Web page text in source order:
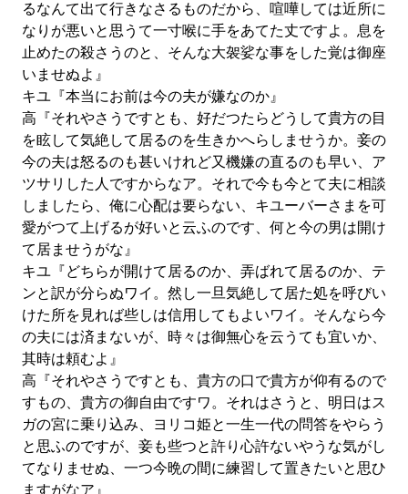
るなんて出て行きなさるものだから、喧嘩しては近所に
なりが悪いと思うて一寸喉に手をあてた丈ですよ。息を
止めたの殺さうのと、そんな大袈娑な事をした覚は御座
いませぬよ』
キユ『本当にお前は今の夫が嫌なのか』
高『それやさうですとも、好だつたらどうして貴方の目
を眩して気絶して居るのを生きかへらしませうか。妾の
今の夫は怒るのも甚いけれど又機嫌の直るのも早い、ア
ツサリした人ですからなア。それで今も今とて夫に相談
しましたら、俺に心配は要らない、キユーバーさまを可
愛がつて上げるが好いと云ふのです、何と今の男は開け
て居ませうがな』
キユ『どちらが開けて居るのか、弄ばれて居るのか、テ
ンと訳が分らぬワイ。然し一旦気絶して居た処を呼びい
けた所を見れば些しは信用してもよいワイ。そんなら今
の夫には済まないが、時々は御無心を云うても宜いか、
其時は頼むよ』
高『それやさうですとも、貴方の口で貴方が仰有るので
すもの、貴方の御自由ですワ。それはさうと、明日はス
ガの宮に乗り込み、ヨリコ姫と一生一代の問答をやらう
と思ふのですが、妾も些つと許り心許ないやうな気がし
てなりませぬ、一つ今晩の間に練習して置きたいと思ひ
ますがなア』